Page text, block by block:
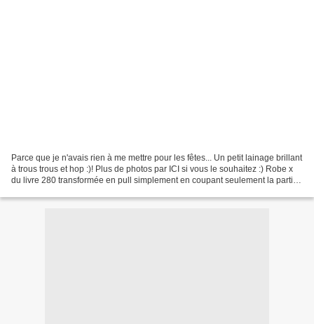
Parce que je n'avais rien à me mettre pour les fêtes... Un petit lainage brillant
à trous trous et hop :)! Plus de photos par ICI si vous le souhaitez :) Robe x
du livre 280 transformée en pull simplement en coupant seulement la partie